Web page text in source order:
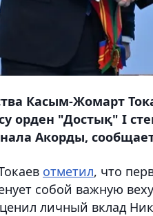
Касым-Жомарт
орден "Достық" I
Акорды,
отметил, что
собой важную
личный вклад